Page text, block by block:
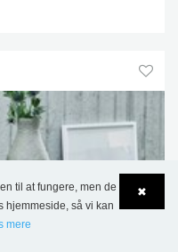
✖
til at fungere, men de
hjemmeside, så vi kan
mere